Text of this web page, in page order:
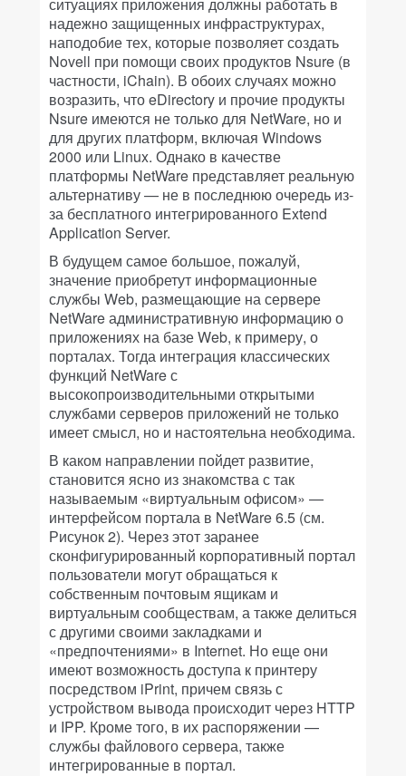
надежно защищенных инфраструктурах,
наподобие тех, которые позволяет создать
Novell при помощи своих продуктов Nsure (в
частности, iChain). В обоих случаях можно
возразить, что eDirectory и прочие продукты
Nsure имеются не только для NetWare, но и
для других платформ, включая Windows
2000 или Linux. Однако в качестве
платформы NetWare представляет реальную
альтернативу — не в последнюю очередь из-
за бесплатного интегрированного Extend
Application Server.
В будущем самое большое, пожалуй,
значение приобретут информационные
службы Web, размещающие на сервере
NetWare административную информацию о
приложениях на базе Web, к примеру, о
порталах. Тогда интеграция классических
функций NetWare с
высокопроизводительными открытыми
службами серверов приложений не только
имеет смысл, но и настоятельна необходима.
В каком направлении пойдет развитие,
становится ясно из знакомства с так
называемым «виртуальным офисом» —
интерфейсом портала в NetWare 6.5 (см.
Рисунок 2). Через этот заранее
сконфигурированный корпоративный портал
пользователи могут обращаться к
собственным почтовым ящикам и
виртуальным сообществам, а также делиться
с другими своими закладками и
«предпочтениями» в Internet. Но еще они
имеют возможность доступа к принтеру
посредством iPrint, причем связь с
устройством вывода происходит через HTTP
и IPP. Кроме того, в их распоряжении —
службы файлового сервера, также
интегрированные в портал.